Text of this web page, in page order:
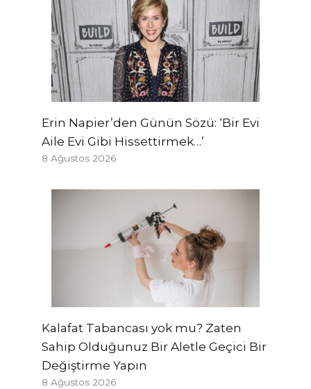
Erin Napier’den Günün Sözü: ‘Bir Evi
Aile Evi Gibi Hissettirmek…’
8 Ağustos 2026
Kalafat Tabancası yok mu? Zaten
Sahip Olduğunuz Bir Aletle Geçici Bir
Değiştirme Yapın
8 Ağustos 2026